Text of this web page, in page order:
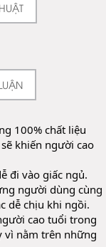
100% chất liệu
khiến người cao
đi vào giấc ngủ.
người dùng cùng
dễ chịu khi ngồi.
cao tuổi trong
vì nằm trên những